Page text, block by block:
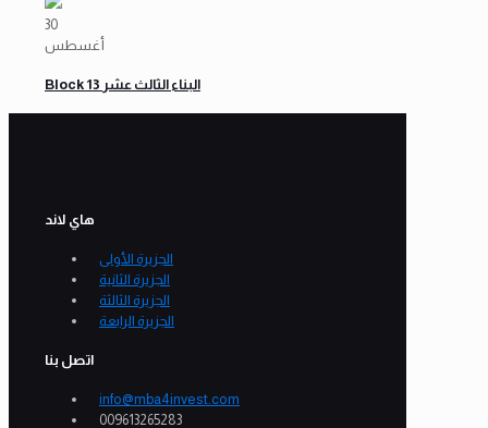
30
أغسطس
Block 13 البناء الثالث عشر
هاي لاند
الجزيرة الأولى
الجزيرة الثانية
الجزيرة الثالثة
الجزيرة الرابعة
اتصل بنا
info@mba4invest.com
009613265283